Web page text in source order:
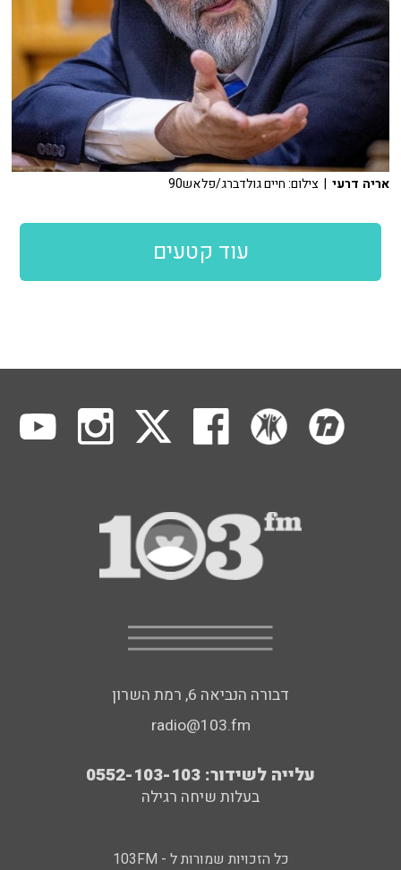
אריה דרעי | צילום: חיים גולדברג/פלאש90
עוד קטעים
דבורה הנביאה 6, רמת השרון
radio@103.fm
עלייה לשידור: 0552-103-103
בעלות שיחה רגילה
כל הזכויות שמורות ל - 103FM